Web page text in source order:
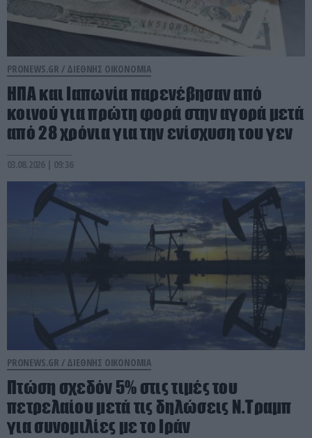
PRONEWS.GR / ΔΙΕΘΝΗΣ ΟΙΚΟΝΟΜΙΑ
ΗΠΑ και Ιαπωνία παρενέβησαν από
κοινού για πρώτη φορά στην αγορά μετά
από 28 χρόνια για την ενίσχυση του γεν
03.08.2026 | 09:36
PRONEWS.GR / ΔΙΕΘΝΗΣ ΟΙΚΟΝΟΜΙΑ
Πτώση σχεδόν 5% στις τιμές του
πετρελαίου μετά τις δηλώσεις Ν.Τραμπ
για συνομιλίες με το Ιράν